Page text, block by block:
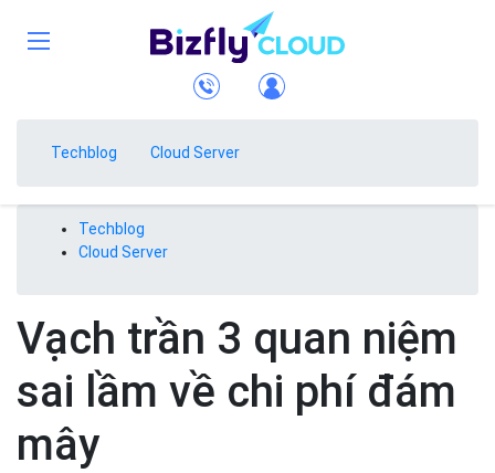
Techblog Cloud Server
Techblog
Cloud Server
Vạch trần 3 quan niệm
sai lầm về chi phí đám
mây